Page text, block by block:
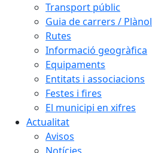
Transport públic
Guia de carrers / Plànol
Rutes
Informació geogràfica
Equipaments
Entitats i associacions
Festes i fires
El municipi en xifres
Actualitat
Avisos